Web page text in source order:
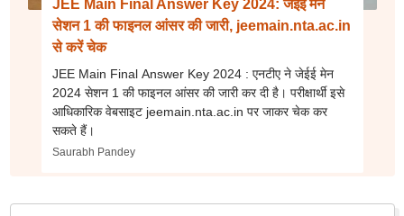
JEE Main Final Answer Key 2024: जेईई मेन
सेशन 1 की फाइनल आंसर की जारी, jeemain.nta.ac.in
से करें चेक
JEE Main Final Answer Key 2024 : एनटीए ने जेईई मेन
2024 सेशन 1 की फाइनल आंसर की जारी कर दी है। परीक्षार्थी इसे
आधिकारिक वेबसाइट jeemain.nta.ac.in पर जाकर चेक कर
सकते हैं।
Saurabh Pandey